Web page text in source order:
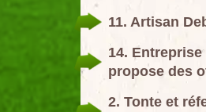
11. Artisan
14.
propose des
2. Tonte et